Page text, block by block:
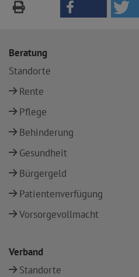
Beratung
Standorte
Rente
Pflege
Behinderung
Gesundheit
Bürgergeld
Patientenverfügung
Vorsorgevollmacht
Verband
Standorte